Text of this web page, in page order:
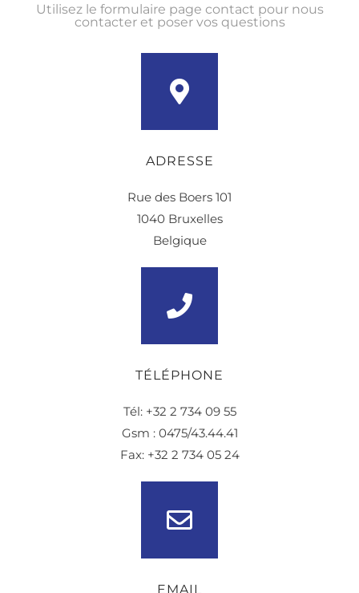
Utilisez le formulaire page contact pour nous
contacter et poser vos questions
ADRESSE
Rue des Boers 101
1040 Bruxelles
Belgique
TÉLÉPHONE
Tél: +32 2 734 09 55
Gsm : 0475/43.44.41
Fax: +32 2 734 05 24
EMAIL